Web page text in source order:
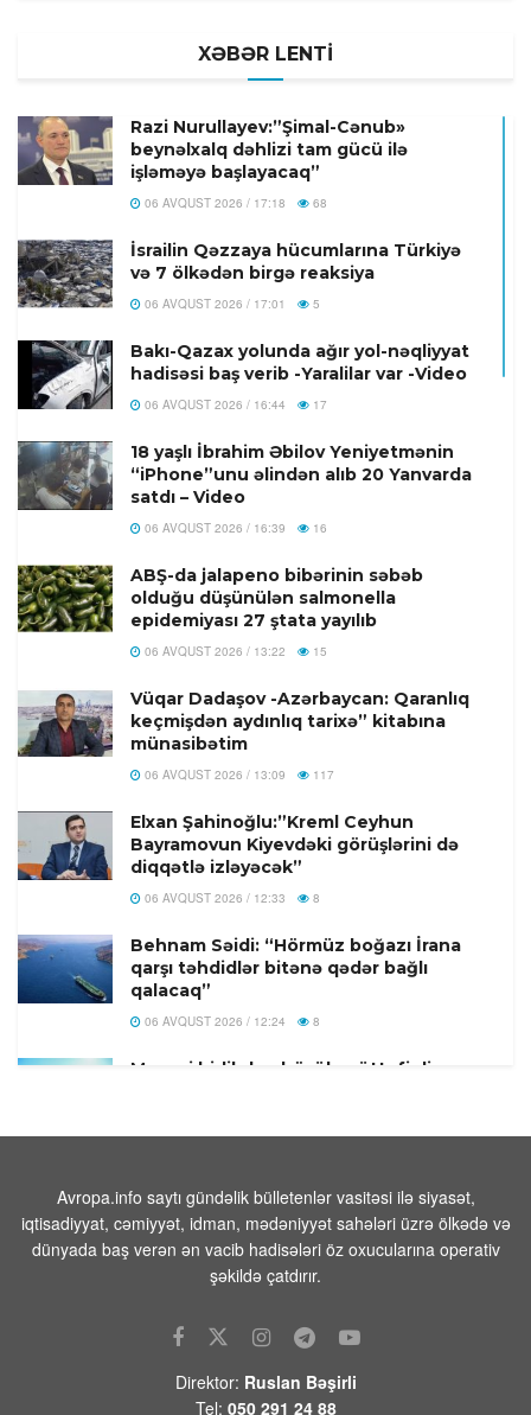
XƏBƏR LENTİ
Razi Nurullayev:”Şimal-Cənub»
beynəlxalq dəhlizi tam gücü ilə
işləməyə başlayacaq”
06 AVQUST 2026 / 17:18 68
İsrailin Qəzzaya hücumlarına Türkiyə
və 7 ölkədən birgə reaksiya
06 AVQUST 2026 / 17:01 5
Bakı-Qazax yolunda ağır yol-nəqliyyat
hadisəsi baş verib -Yaralilar var -Video
06 AVQUST 2026 / 16:44 17
18 yaşlı İbrahim Əbilov Yeniyetmənin
“iPhone”unu əlindən alıb 20 Yanvarda
satdı – Video
06 AVQUST 2026 / 16:39 16
ABŞ-da jalapeno bibərinin səbəb
olduğu düşünülən salmonella
epidemiyası 27 ştata yayılıb
06 AVQUST 2026 / 13:22 15
Vüqar Dadaşov -Azərbaycan: Qaranlıq
keçmişdən aydınlıq tarixə” kitabına
münasibətim
06 AVQUST 2026 / 13:09 117
Elxan Şahinoğlu:”Kreml Ceyhun
Bayramovun Kiyevdəki görüşlərini də
diqqətlə izləyəcək”
06 AVQUST 2026 / 12:33 8
Behnam Səidi: “Hörmüz boğazı İrana
qarşı təhdidlər bitənə qədər bağlı
qalacaq”
06 AVQUST 2026 / 12:24 8
Mənəvi birlikdən böyük müttəfiqliyə:
Türkiyə–Azərbaycan Universitetindən
abituriyentlərə mühüm xəbər – VİDEO
06 AVQUST 2026 / 11:52 4
keçirilib
Avropa.info saytı gündəlik bülletenlər vasitəsi ilə siyasət,
iqtisadiyyat, cəmiyyət, idman, mədəniyyət sahələri üzrə ölkədə və
dünyada baş verən ən vacib hadisələri öz oxucularına operativ
şəkildə çatdırır.
Direktor: Ruslan Bəşirli
Tel: 050 291 24 88